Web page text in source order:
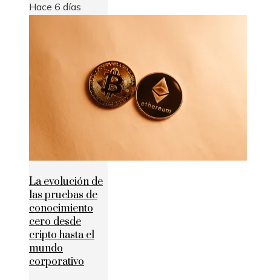
Hace 6 días
La evolución de
las pruebas de
conocimiento
cero desde
cripto hasta el
mundo
corporativo